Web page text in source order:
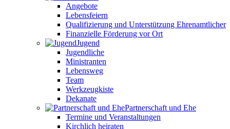
Angebote
Lebensfeiern
Qualifizierung und Unterstützung Ehrenamtlicher
Finanzielle Förderung vor Ort
Jugend
Jugendliche
Ministranten
Lebensweg
Team
Werkzeugkiste
Dekanate
Partnerschaft und Ehe
Termine und Veranstaltungen
Kirchlich heiraten